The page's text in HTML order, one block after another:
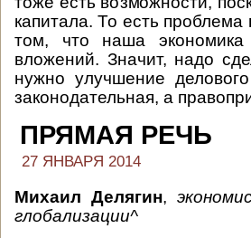
капитала. То есть проблема
том, что наша экономика
вложений. Значит, надо
нужно улучшение
законодательная, а
ПРЯМАЯ РЕЧЬ
27 ЯНВАРЯ 2014
Михаил Делягин,
глобализации^